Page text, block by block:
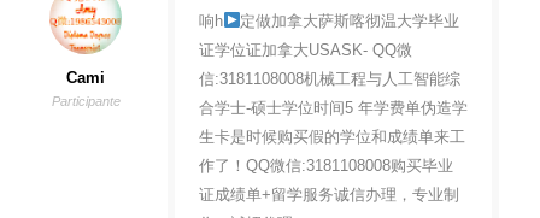
Cami
Participante
响h
定做加拿大萨斯喀彻温大学毕业
证学位证加拿大USASK- QQ微
信:3181108008机械工程与人工智能综
合学士-硕士学位时间5 年学费单伪造学
生卡是时候购买假的学位和成绩单来工
作了！QQ微信:3181108008购买毕业
证成绩单+留学服务诚信办理，专业制